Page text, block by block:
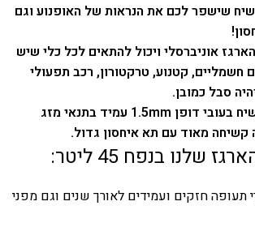
שישפר לכם את הנראות של האופנוע וגם
אוניברסלי ויכול להתאים לכל כלי שיש
חשמליים, קטנוע, טרקטורון, רכב תפעולי
סבל כמובן.
ארגז אלומיניום קשיח בעובי דופן 1.5mm עמיד בתנאי מזג
קשיחה מאוד עם תא איחסון גדול.
שלנו בנפח 45 ליטר:
תעופה חזקים ועמידים לאורך שנים וגם מפני